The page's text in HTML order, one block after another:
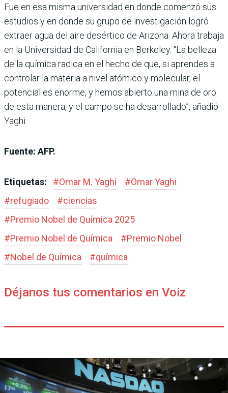
Fue en esa misma universidad en donde comenzó sus
estudios y en donde su grupo de investigación logró
extraer agua del aire desértico de Arizona. Ahora trabaja
en la Universidad de California en Berkeley. “La belleza
de la química radica en el hecho de que, si aprendes a
controlar la materia a nivel atómico y molecular, el
potencial es enorme, y hemos abierto una mina de oro
de esta manera, y el campo se ha desarrollado”, añadió
Yaghi.
Fuente: AFP.
Etiquetas: #Omar M. Yaghi #Omar Yaghi
#refugiado #ciencias
#Premio Nobel de Química 2025
#Premio Nobel de Química #Premio Nobel
#Nobel de Química #química
Déjanos tus comentarios en Voiz